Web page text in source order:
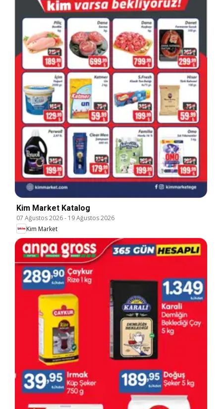
Kim Market Katalog
07 Ağustos 2026- 19 Ağustos 2026
Kim Market